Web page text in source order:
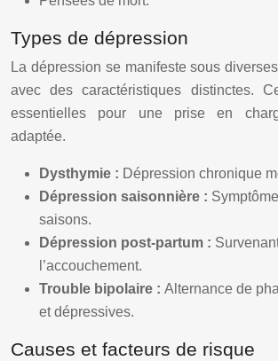
Types de dépression
La dépression se manifeste sous
avec des caractéristiques distinctes.
essentielles pour une prise en
adaptée.
Dysthymie : Dépression chronique
Dépression saisonnière :
saisons.
Dépression post-partum :
l’accouchement.
Trouble bipolaire : Alternance de
et dépressives.
Causes et facteurs de risque